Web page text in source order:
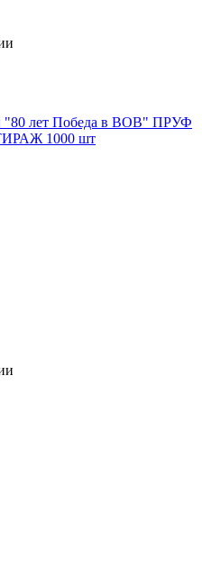
"80 лет Победа в ВОВ" ПРУФ
1000 шт